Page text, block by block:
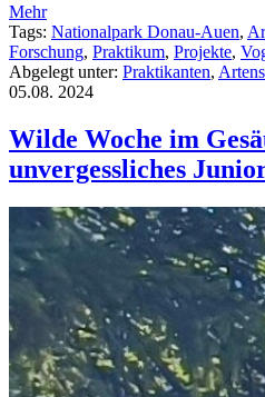
Mehr
Tags: Nationalpark Donau-Auen,
Forschung, Praktikum, Projekte,
Abgelegt unter: Praktikanten,
05.08. 2024
Wilde Woche im
unvergessliches